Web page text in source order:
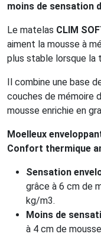
moins de sensation
Le matelas CLIM
aiment la mousse à
plus stable lorsque la
Il combine une base
couches de mémoire
mousse enrichie en
Moelleux
Confort thermique
Sensation
grâce à 6 cm de
kg/m3.
Moins de
à 4 cm de